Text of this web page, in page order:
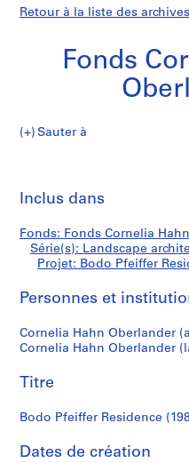
Retour à la liste des archives
Fonds
Sauter à
d
s
C
n
l
i
a
H
a
n
Pfeiffer
Residence
(1981)
Inclus dans
Fonds: Fonds Cornelia
Série(s): Landscape
Projet: Bodo Pfeiffer
Personnes et
Cornelia Hahn Oberlander
Cornelia Hahn Oberlander
Titre
Bodo Pfeiffer Residence
Dates de création